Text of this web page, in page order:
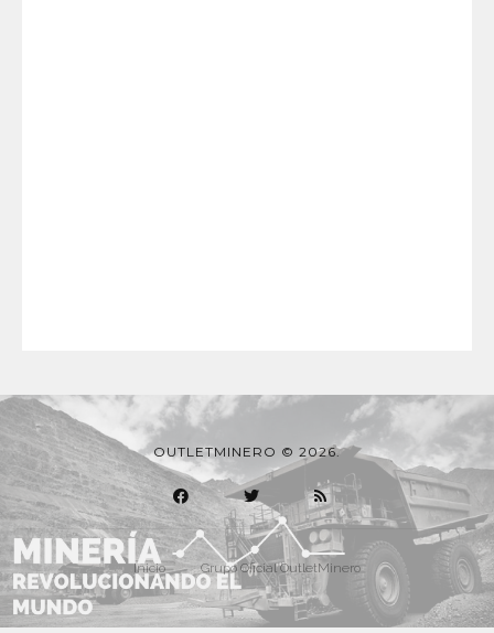
OUTLETMINERO © 2026.
Inicio Grupo Oficial OutletMinero